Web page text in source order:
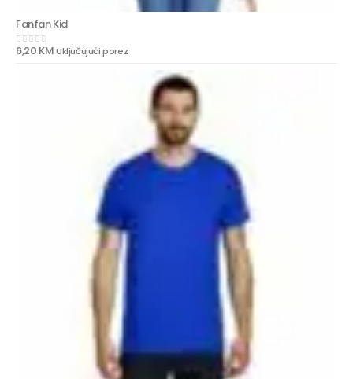
Fanfan Kid
0out of 5
6,20 KMUključujući porez